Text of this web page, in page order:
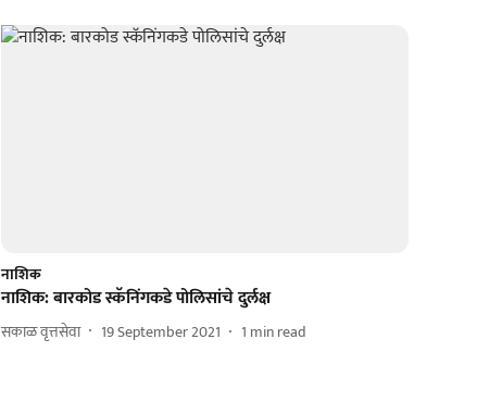
नाशिक
नाशिक: बारकोड स्कॅनिंगकडे पोलिसांचे दुर्लक्ष
सकाळ वृत्तसेवा 19 September 2021 1 min read